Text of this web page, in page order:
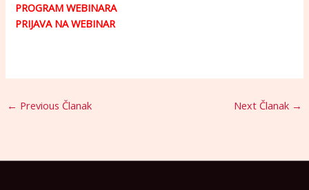
PROGRAM WEBINARA
PRIJAVA NA WEBINAR
← Previous Članak Next Članak →